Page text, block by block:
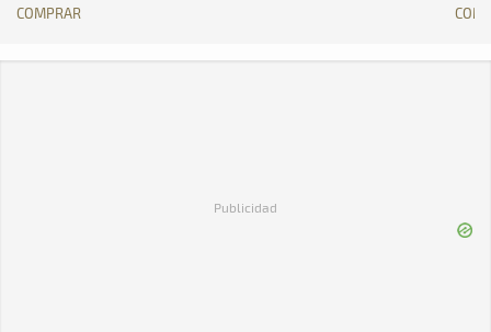
COMPRAR
Publicidad